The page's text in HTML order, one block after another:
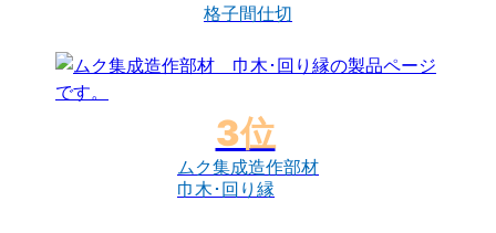
格子間仕切
ムク集成造作部材
巾木･回り縁